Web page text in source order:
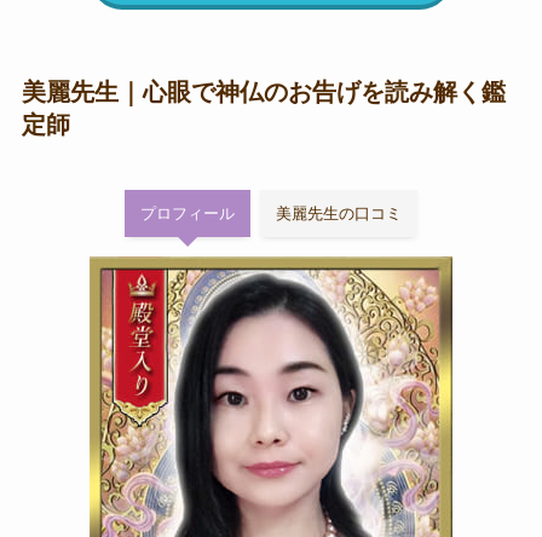
美麗先生｜心眼で神仏のお告げを読み解く鑑
定師
プロフィール 美麗先生の口コミ